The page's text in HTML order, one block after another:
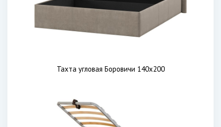
Тахта угловая Боровичи 140х200